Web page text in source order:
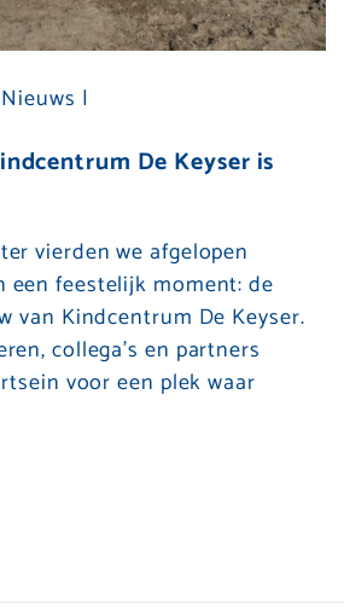
Nieuws |
De Keyser is
vierden we afgelopen
een feestelijk moment: de
van Kindcentrum De Keyser.
collega’s en partners
voor een plek waar